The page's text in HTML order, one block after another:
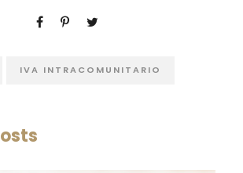
IVA INTRACOMUNITARIO